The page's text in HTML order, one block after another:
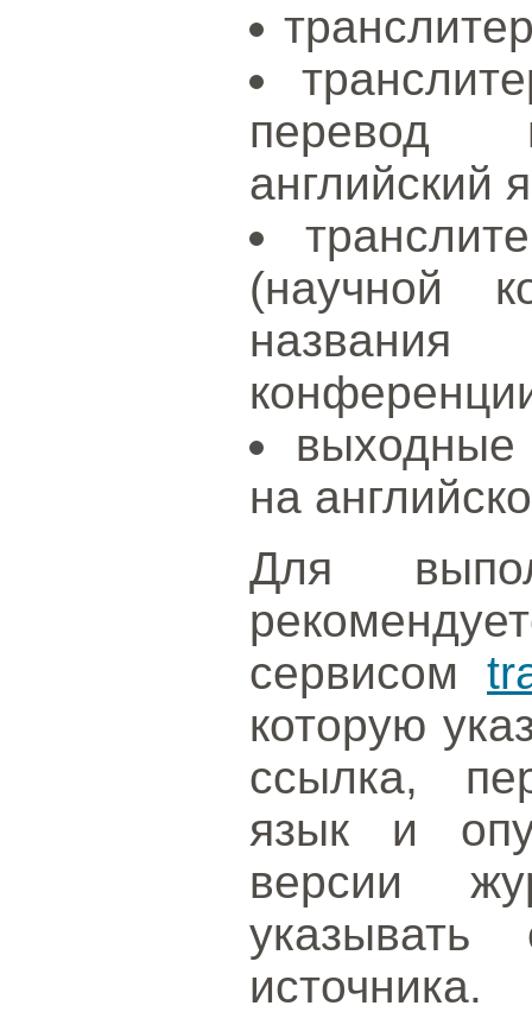
перевод
английский
(научной
на
Для
сервисом
которую
ссылка,
язык и
версии
указывать
источника.